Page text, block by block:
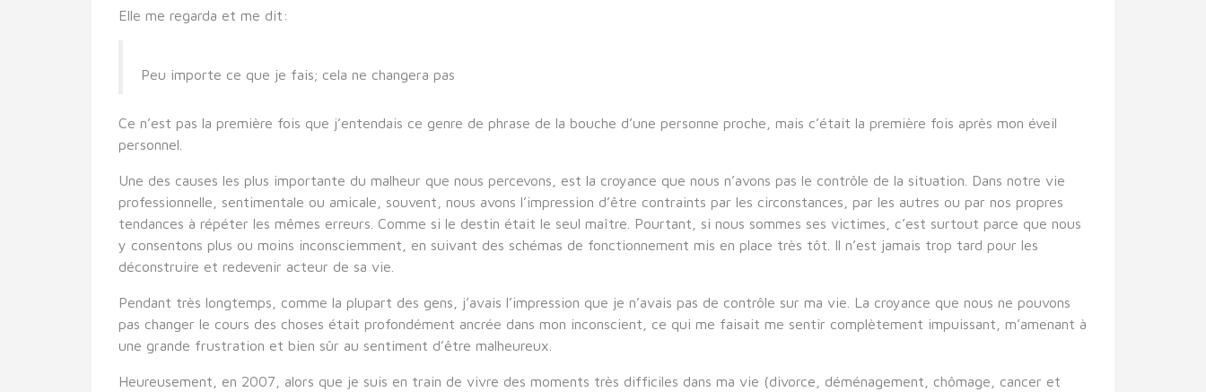
Elle me regarda et me dit:
Peu importe ce que je fais; cela ne changera pas
Ce n’est pas la première fois que j’entendais ce genre de phrase de la bouche d’une personne proche, mais c’était la première fois après mon éveil
personnel.
Une des causes les plus importante du malheur que nous percevons, est la croyance que nous n’avons pas le contrôle de la situation. Dans notre vie
professionnelle, sentimentale ou amicale, souvent, nous avons l’impression d’être contraints par les circonstances, par les autres ou par nos propres
tendances à répéter les mêmes erreurs. Comme si le destin était le seul maître. Pourtant, si nous sommes ses victimes, c’est surtout parce que nous
y consentons plus ou moins inconsciemment, en suivant des schémas de fonctionnement mis en place très tôt. Il n’est jamais trop tard pour les
déconstruire et redevenir acteur de sa vie.
Pendant très longtemps, comme la plupart des gens, j’avais l’impression que je n’avais pas de contrôle sur ma vie. La croyance que nous ne pouvons
pas changer le cours des choses était profondément ancrée dans mon inconscient, ce qui me faisait me sentir complètement impuissant, m’amenant à
une grande frustration et bien sûr au sentiment d’être malheureux.
Heureusement, en 2007, alors que je suis en train de vivre des moments très difficiles dans ma vie (divorce, déménagement, chômage, cancer et